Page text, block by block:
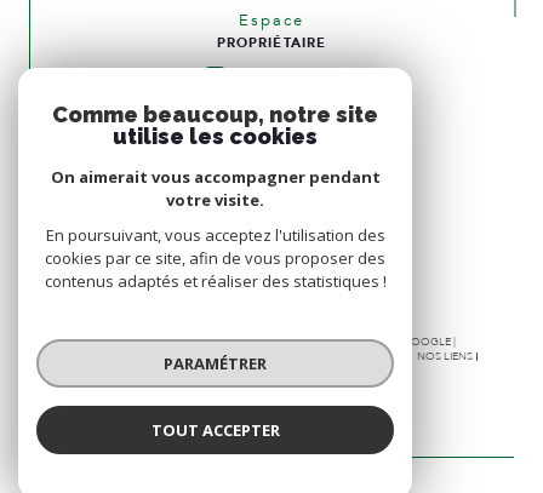
Espace
PROPRIÉTAIRE
Nous
© 2026 | TOUS DROITS RÉSERVÉS | TRADUCTION POWERED BY GOOGLE |
NOS HONORAIRES
PLAN DU SITE MENTIONS LÉGALES ADMIN
NOS LIENS
POLITIQUE RGPD
Comme beaucoup, notre site
utilise les cookies
On aimerait vous accompagner pendant
votre visite.
En poursuivant, vous acceptez l'utilisation des
cookies par ce site, afin de vous proposer des
contenus adaptés et réaliser des statistiques !
PARAMÉTRER
TOUT ACCEPTER